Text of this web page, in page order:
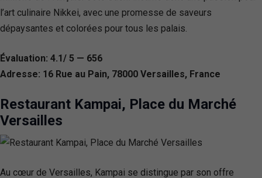
l’art culinaire Nikkei, avec une promesse de saveurs
dépaysantes et colorées pour tous les palais.
Évaluation: 4.1/ 5 — 656
Adresse: 16 Rue au Pain, 78000 Versailles, France
Restaurant Kampai, Place du Marché
Versailles
Au cœur de Versailles, Kampai se distingue par son offre